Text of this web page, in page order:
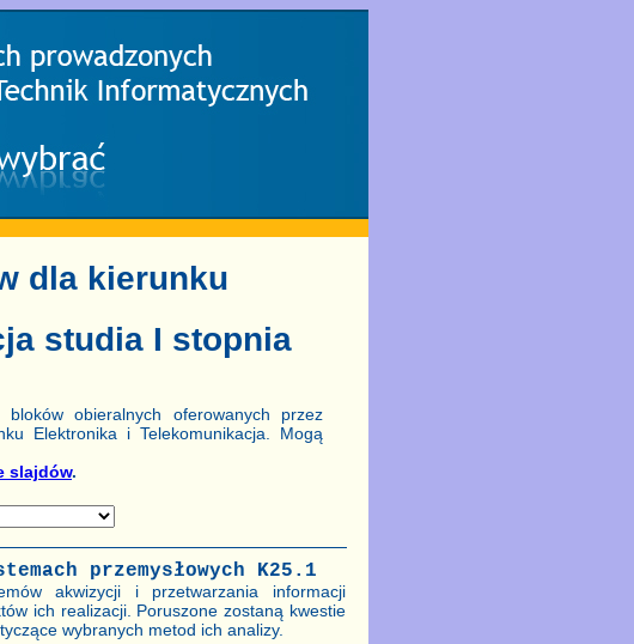
dla kierunku
studia I stopnia
bloków obieralnych oferowanych przez
Elektronika i Telekomunikacja. Mogą
slajdów.
przemysłowych K25.1
akwizycji i przetwarzania informacji
ich realizacji. Poruszone zostaną kwestie
wybranych metod ich analizy.